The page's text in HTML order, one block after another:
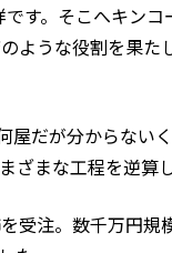
す。そこへキン
うな役割を果
だが分からな
まな工程を逆算
注。数千万円